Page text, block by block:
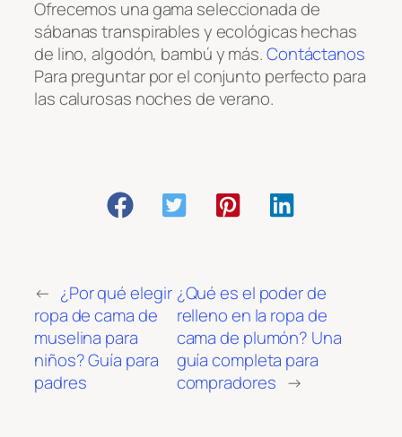
Ofrecemos una gama seleccionada de
sábanas transpirables y ecológicas hechas
de lino, algodón, bambú y más.Contáctanos
Para preguntar por el conjunto perfecto para
las calurosas noches de verano.
← ¿Por qué elegir
ropa de cama de
muselina para
niños? Guía para
padres
¿Qué es el poder de
relleno en la ropa de
cama de plumón? Una
guía completa para
compradores →